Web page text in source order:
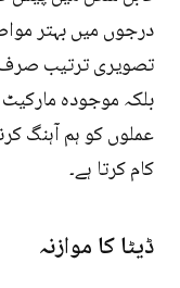
درجوں میں بہتر
تصویری ترتیب صرف
بلکہ موجودہ
عملوں کو ہم آہنگ
کام کرتا ہے۔
ڈیٹا کا موازنہ